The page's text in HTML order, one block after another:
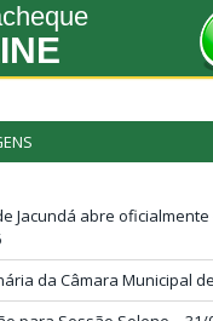
Jacundá abre
da Câmara Municipal